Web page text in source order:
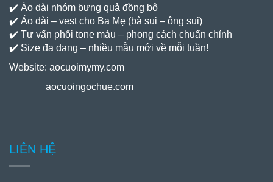
✔️ Áo dài nhóm bưng quả đồng bộ
✔️ Áo dài – vest cho Ba Mẹ (bà sui – ông sui)
✔️ Tư vấn phối tone màu – phong cách chuẩn chỉnh
✔️ Size đa dạng – nhiều mẫu mới về mỗi tuần!
Website: aocuoimymy.com
aocuoingochue.com
LIÊN HỆ